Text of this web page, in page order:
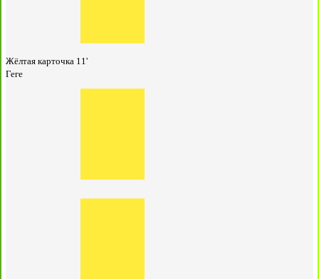
Жёлтая карточка 11'
Геге